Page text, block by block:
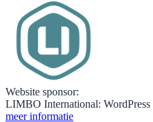
Website sponsor:
LIMBO International: WordPress
meer informatie